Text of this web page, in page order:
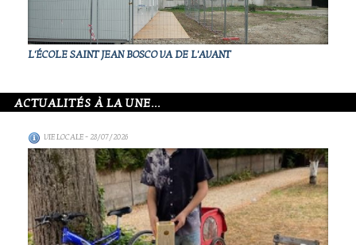
L'ÉCOLE SAINT JEAN BOSCO VA DE L'AVANT
ACTUALITÉS À LA UNE...
VIE LOCALE- 28/07/2026